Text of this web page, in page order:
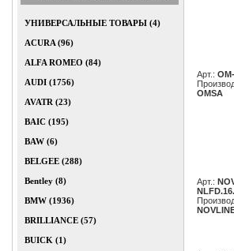
УНИВЕРСАЛЬНЫЕ ТОВАРЫ (4)
ACURA (96)
ALFA ROMEO (84)
AUDI (1756)
AVATR (23)
BAIC (195)
BAW (6)
BELGEE (288)
Bentley (8)
BMW (1936)
BRILLIANCE (57)
BUICK (1)
Арт.:
OMSA
Арт.: